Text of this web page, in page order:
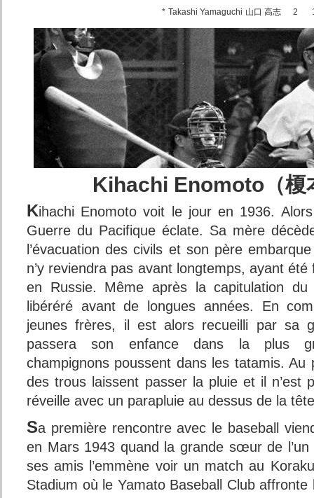
* Takashi Yamaguchi 山口 高志 2
Kihachi Enomoto（榎
Kihachi Enomoto voit le jour en 1936.
Guerre du Pacifique éclate. Sa mère
l’évacuation des civils et son père
n’y reviendra pas avant longtemps, ayant
en Russie. Même après la capitulation
libéréré avant de longues années. En
jeunes frères, il est alors recueilli par sa
passera son enfance dans la plus
champignons poussent dans les tatamis. Au
des trous laissent passer la pluie et il n’est
réveille avec un parapluie au dessus de la
Sa première rencontre avec le baseball
en Mars 1943 quand la grande sœur de l’un
ses amis l’emmène voir un match au
Stadium où le Yamato Baseball Club affronte